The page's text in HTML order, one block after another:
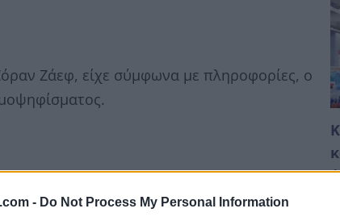
- Do Not Process My Personal Information
Ζάεφ, είχε σύμφωνα με πληροφορίες, ο